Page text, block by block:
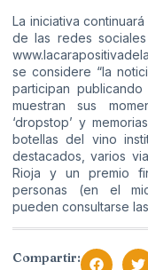
La iniciativa
de las redes
se considere “la
participan
muestran sus
‘dropstop’ y
botellas del vino
destacados, varios
Rioja y un premio
personas (en el
pueden consultarse
Compartir: